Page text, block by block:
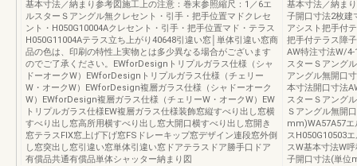
基本寸法／納まり参考図施工上の注意：巻末参照縮尺：1／6エ
ルスターＳアングル無クレセント・引手・把手位置マドクレセ
ント・H050G10004Aクレセント・引手・把手位置マド・テラス
H050G11004Aテラス立ち上がり40648引違い窓│単体引違い窓商
品の色は、印刷の特性上実物とは多少異なる場合がございます
のでご了承ください。EWforDesignトリプルガラス仕様（シャ
ドーオークW）EWforDesignトリプルガラス仕様（チェリー
W・オークW）EWforDesign複層ガラス仕様（シャドーオーク
W）EWforDesign複層ガラス仕様（チェリーW・オークW）EW
トリプルガラス仕様EW複層ガラス仕様装飾窓縦すべり出し窓横
すべり出し窓高所用横すべり出し窓大開口横すべり出し窓開き
窓テラスFIX窓上げ下げ窓FSドレーキップ窓デザイン連段窓外倒
し窓突出し窓引違い窓単体引違い窓ドアテラスドア勝手口ドア
有償品共通有償品単体シャッター納まり図
基本寸法／納ま
子開口寸法2枚建
アシスト把手付
把手付テラス障
AW特注寸法W/
スターＳアング
アングル無開口
本寸法開口寸法
スターＳアング
Ｓアングル無開
mm)WA57A57エ
スH050G10503
スW基本寸法W
子開口寸法(単位